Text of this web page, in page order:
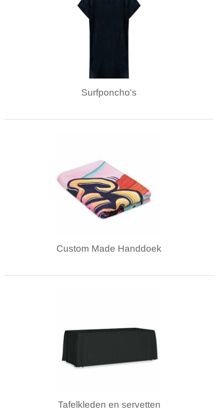
Surfponcho's
Custom Made Handdoek
Tafelkleden en servetten